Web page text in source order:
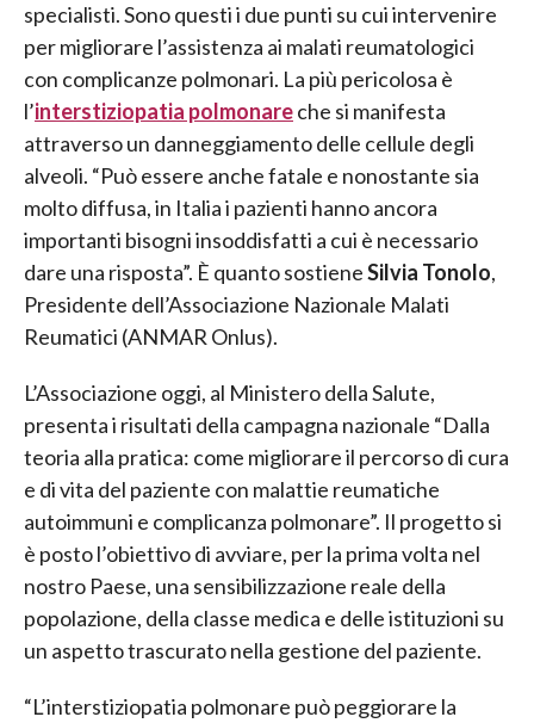
specialisti. Sono questi i due punti su cui intervenire
per migliorare l’assistenza ai malati reumatologici
con complicanze polmonari. La più pericolosa è
l’interstiziopatia polmonareche si manifesta
attraverso un danneggiamento delle cellule degli
alveoli. “Può essere anche fatale e nonostante sia
molto diffusa, in Italia i pazienti hanno ancora
importanti bisogni insoddisfatti a cui è necessario
dare una risposta”. È quanto sostieneSilvia Tonolo,
Presidente dell’Associazione Nazionale Malati
Reumatici (ANMAR Onlus).
L’Associazione oggi, al Ministero della Salute,
presenta i risultati della campagna nazionale “Dalla
teoria alla pratica: come migliorare il percorso di cura
e di vita del paziente con malattie reumatiche
autoimmuni e complicanza polmonare”. Il progetto si
è posto l’obiettivo di avviare, per la prima volta nel
nostro Paese, una sensibilizzazione reale della
popolazione, della classe medica e delle istituzioni su
un aspetto trascurato nella gestione del paziente.
“L’interstiziopatia polmonare può peggiorare la